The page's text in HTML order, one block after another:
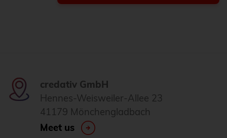
credativ GmbH
Hennes-Weisweiler-Allee 23
41179 Mönchengladbach
Meet us